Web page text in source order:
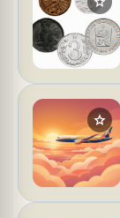
star